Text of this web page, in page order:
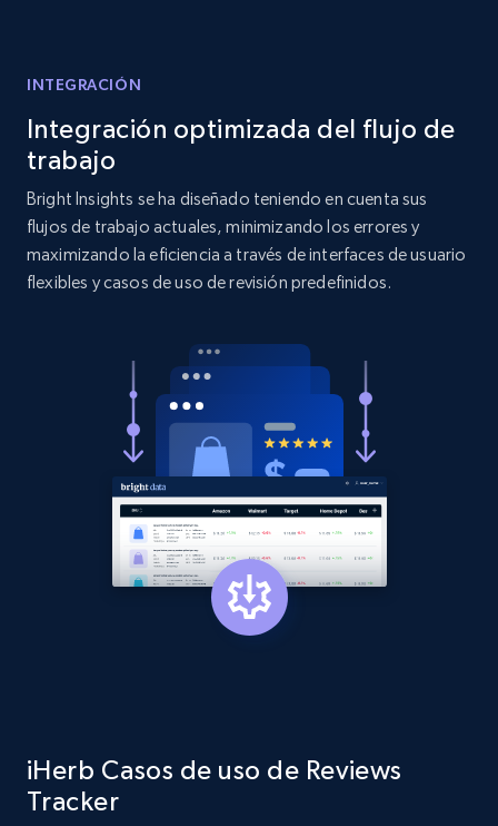
URL, Product id, Listing inventory id, Title, Rating,
Reviews count shop, Reviews count item, Initial
1.9K+ 322+ Comenzar ahora
Amazon products search
Asin, URL, Name, Sponsored, Initial price, Final
price, Currency, Sold, and more.
181+ Comenzar ahora
Target
URL, Product id, Title, Product description,
Rating, Reviews count, Initial price, Discount,
INTEGRACIÓN
Integración optimizada del flujo de
trabajo
Bright Insights se ha diseñado teniendo en cuenta sus
flujos de trabajo actuales, minimizando los errores y
maximizando la eficiencia a través de interfaces de usuario
flexibles y casos de uso de revisión predefinidos.
iHerb Casos de uso de Reviews
Tracker